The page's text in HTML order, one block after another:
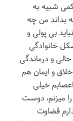
شبیه به
من چه
بی پولی و
خانوادگی
و درماندگی
و ایمان هم
خیلی
میزنم، دوست
قضاوت